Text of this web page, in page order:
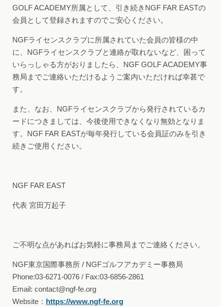
GOLF ACADEMY所属として、引き続きNGF FAR EASTの
会員として登録されますのでご安心ください。
NGFライセンスクラブに所属されていた会員の皆様の中
に、NGFライセンスクラブと連絡が取れないなど、困って
いらっしゃる方がおりましたら、NGF GOLF ACADEMY事
務局までご連絡いただけるようご案内いただければ幸甚で
す。
また、なお、NGFライセンスクラブから発行されているカ
ードにつきましては、今後使用できなくなり無効となりま
す。NGF FAR EASTが毎年発行している会員証のみを引き
続きご使用ください。
NGF FAR EAST
代表 宮田万起子
ご不明な点があればお気軽に事務局までご連絡ください。
NGF東京国際事務所 / NGFゴルフアカデミー事務局
Phone:03-6271-0076 / Fax:03-6856-2861
Email: contact@ngf-fe.org
Website： https://www.ngf-fe.org